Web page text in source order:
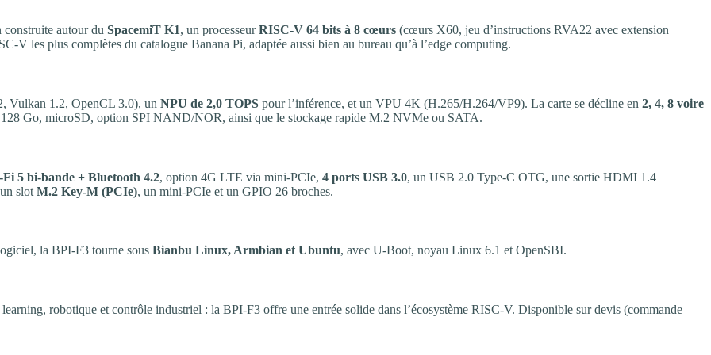
autour du SpacemiT K1, un processeurRISC-V 64 bits à 8 cœurs (cœurs X60, jeu d’instructions RVA22 avec extension
V les plus complètes du catalogue Banana Pi, adaptée aussi bien au bureau qu’à l’edge computing.
Vulkan 1.2, OpenCL 3.0), un NPU de 2,0 TOPS pour l’inférence, et un VPU 4K (H.265/H.264/VP9). La carte se décline en 2, 4, 8 voire
Go, microSD, option SPI NAND/NOR, ainsi que le stockage rapide M.2 NVMe ou SATA.
5 bi-bande + Bluetooth 4.2, option 4G LTE via mini-PCIe, 4 ports USB 3.0, un USB 2.0 Type-C OTG, une sortie HDMI 1.4
slot M.2 Key-M (PCIe), un mini-PCIe et un GPIO 26 broches.
la BPI-F3 tourne sous Bianbu Linux, Armbian et Ubuntu, avec U-Boot, noyau Linux 6.1 et OpenSBI.
robotique et contrôle industriel : la BPI-F3 offre une entrée solide dans l’écosystème RISC-V. Disponible sur devis (commande